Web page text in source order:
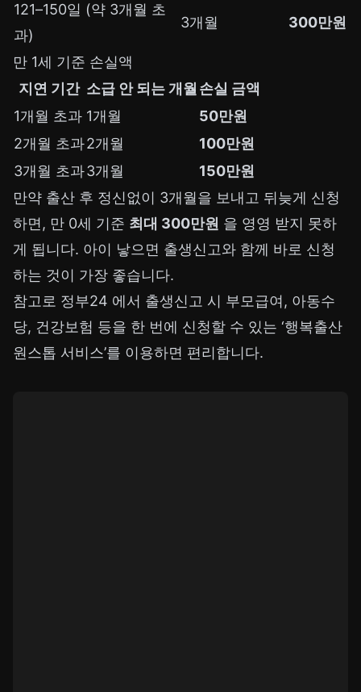
121–150일 (약 3개월 초
과)
3개월 300만원
만 1세 기준 손실액
지연 기간 소급 안 되는 개월 손실 금액
1개월 초과 1개월
50만원
2개월 초과2개월
100만원
3개월 초과3개월
150만원
만약 출산 후 정신없이 3개월을 보내고 뒤늦게 신청
하면, 만 0세 기준 최대 300만원 을 영영 받지 못하
게 됩니다. 아이 낳으면 출생신고와 함께 바로 신청
하는 것이 가장 좋습니다.
참고로 정부24 에서 출생신고 시 부모급여, 아동수
당, 건강보험 등을 한 번에 신청할 수 있는 ‘행복출산
원스톱 서비스’를 이용하면 편리합니다.